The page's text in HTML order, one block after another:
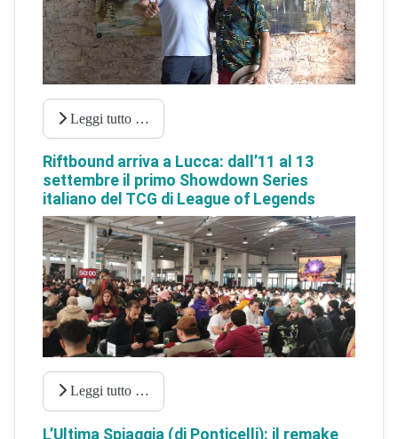
Leggi tutto …
Riftbound arriva a Lucca: dall’11 al 13
settembre il primo Showdown Series
italiano del TCG di League of Legends
Leggi tutto …
L’Ultima Spiaggia (di Ponticelli): il remake